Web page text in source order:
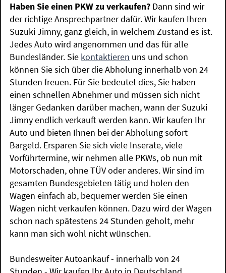
Haben Sie einen PKW zu verkaufen? Dann sind wir
der richtige Ansprechpartner dafür. Wir kaufen Ihren
Suzuki Jimny, ganz gleich, in welchem Zustand es ist.
Jedes Auto wird angenommen und das für alle
Bundesländer. Sie kontaktieren uns und schon
können Sie sich über die Abholung innerhalb von 24
Stunden freuen. Für Sie bedeutet dies, Sie haben
einen schnellen Abnehmer und müssen sich nicht
länger Gedanken darüber machen, wann der Suzuki
Jimny endlich verkauft werden kann. Wir kaufen Ihr
Auto und bieten Ihnen bei der Abholung sofort
Bargeld. Ersparen Sie sich viele Inserate, viele
Vorführtermine, wir nehmen alle PKWs, ob nun mit
Motorschaden, ohne TÜV oder anderes. Wir sind im
gesamten Bundesgebieten tätig und holen den
Wagen einfach ab, bequemer werden Sie einen
Wagen nicht verkaufen können. Dazu wird der Wagen
schon nach spätestens 24 Stunden geholt, mehr
kann man sich wohl nicht wünschen.
Bundesweiter Autoankauf - innerhalb von 24